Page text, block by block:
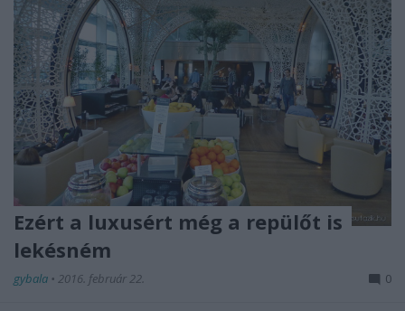
Ezért a luxusért még a repülőt is
lekésném
gybala • 2016. február 22. 0